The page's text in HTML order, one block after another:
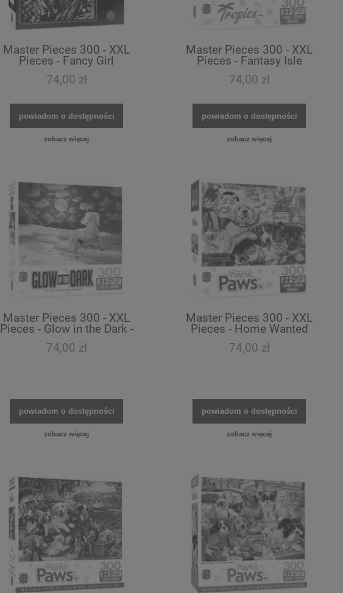
Master Pieces 300 - XXL
Pieces - Fancy Girl
74,00 zł
powiadom o dostępności
zobacz więcej
Master Pieces 300 - XXL
Pieces - Fantasy Isle
74,00 zł
powiadom o dostępności
zobacz więcej
Master Pieces 300 - XXL
Pieces - Glow in the Dark -
Moonlit Dance
74,00 zł
powiadom o dostępności
zobacz więcej
Master Pieces 300 - XXL
Pieces - Home Wanted
74,00 zł
powiadom o dostępności
zobacz więcej